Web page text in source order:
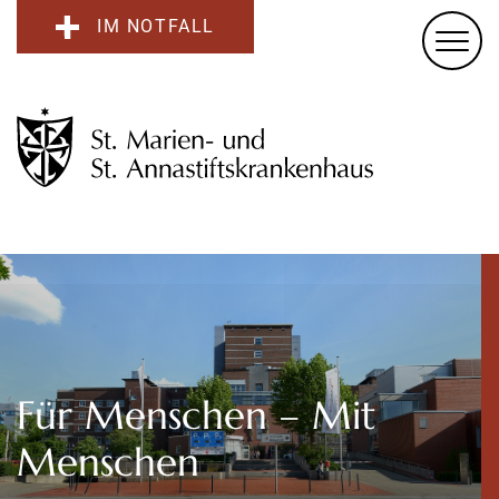
IM NOTFALL
Für Menschen – Mit
Menschen